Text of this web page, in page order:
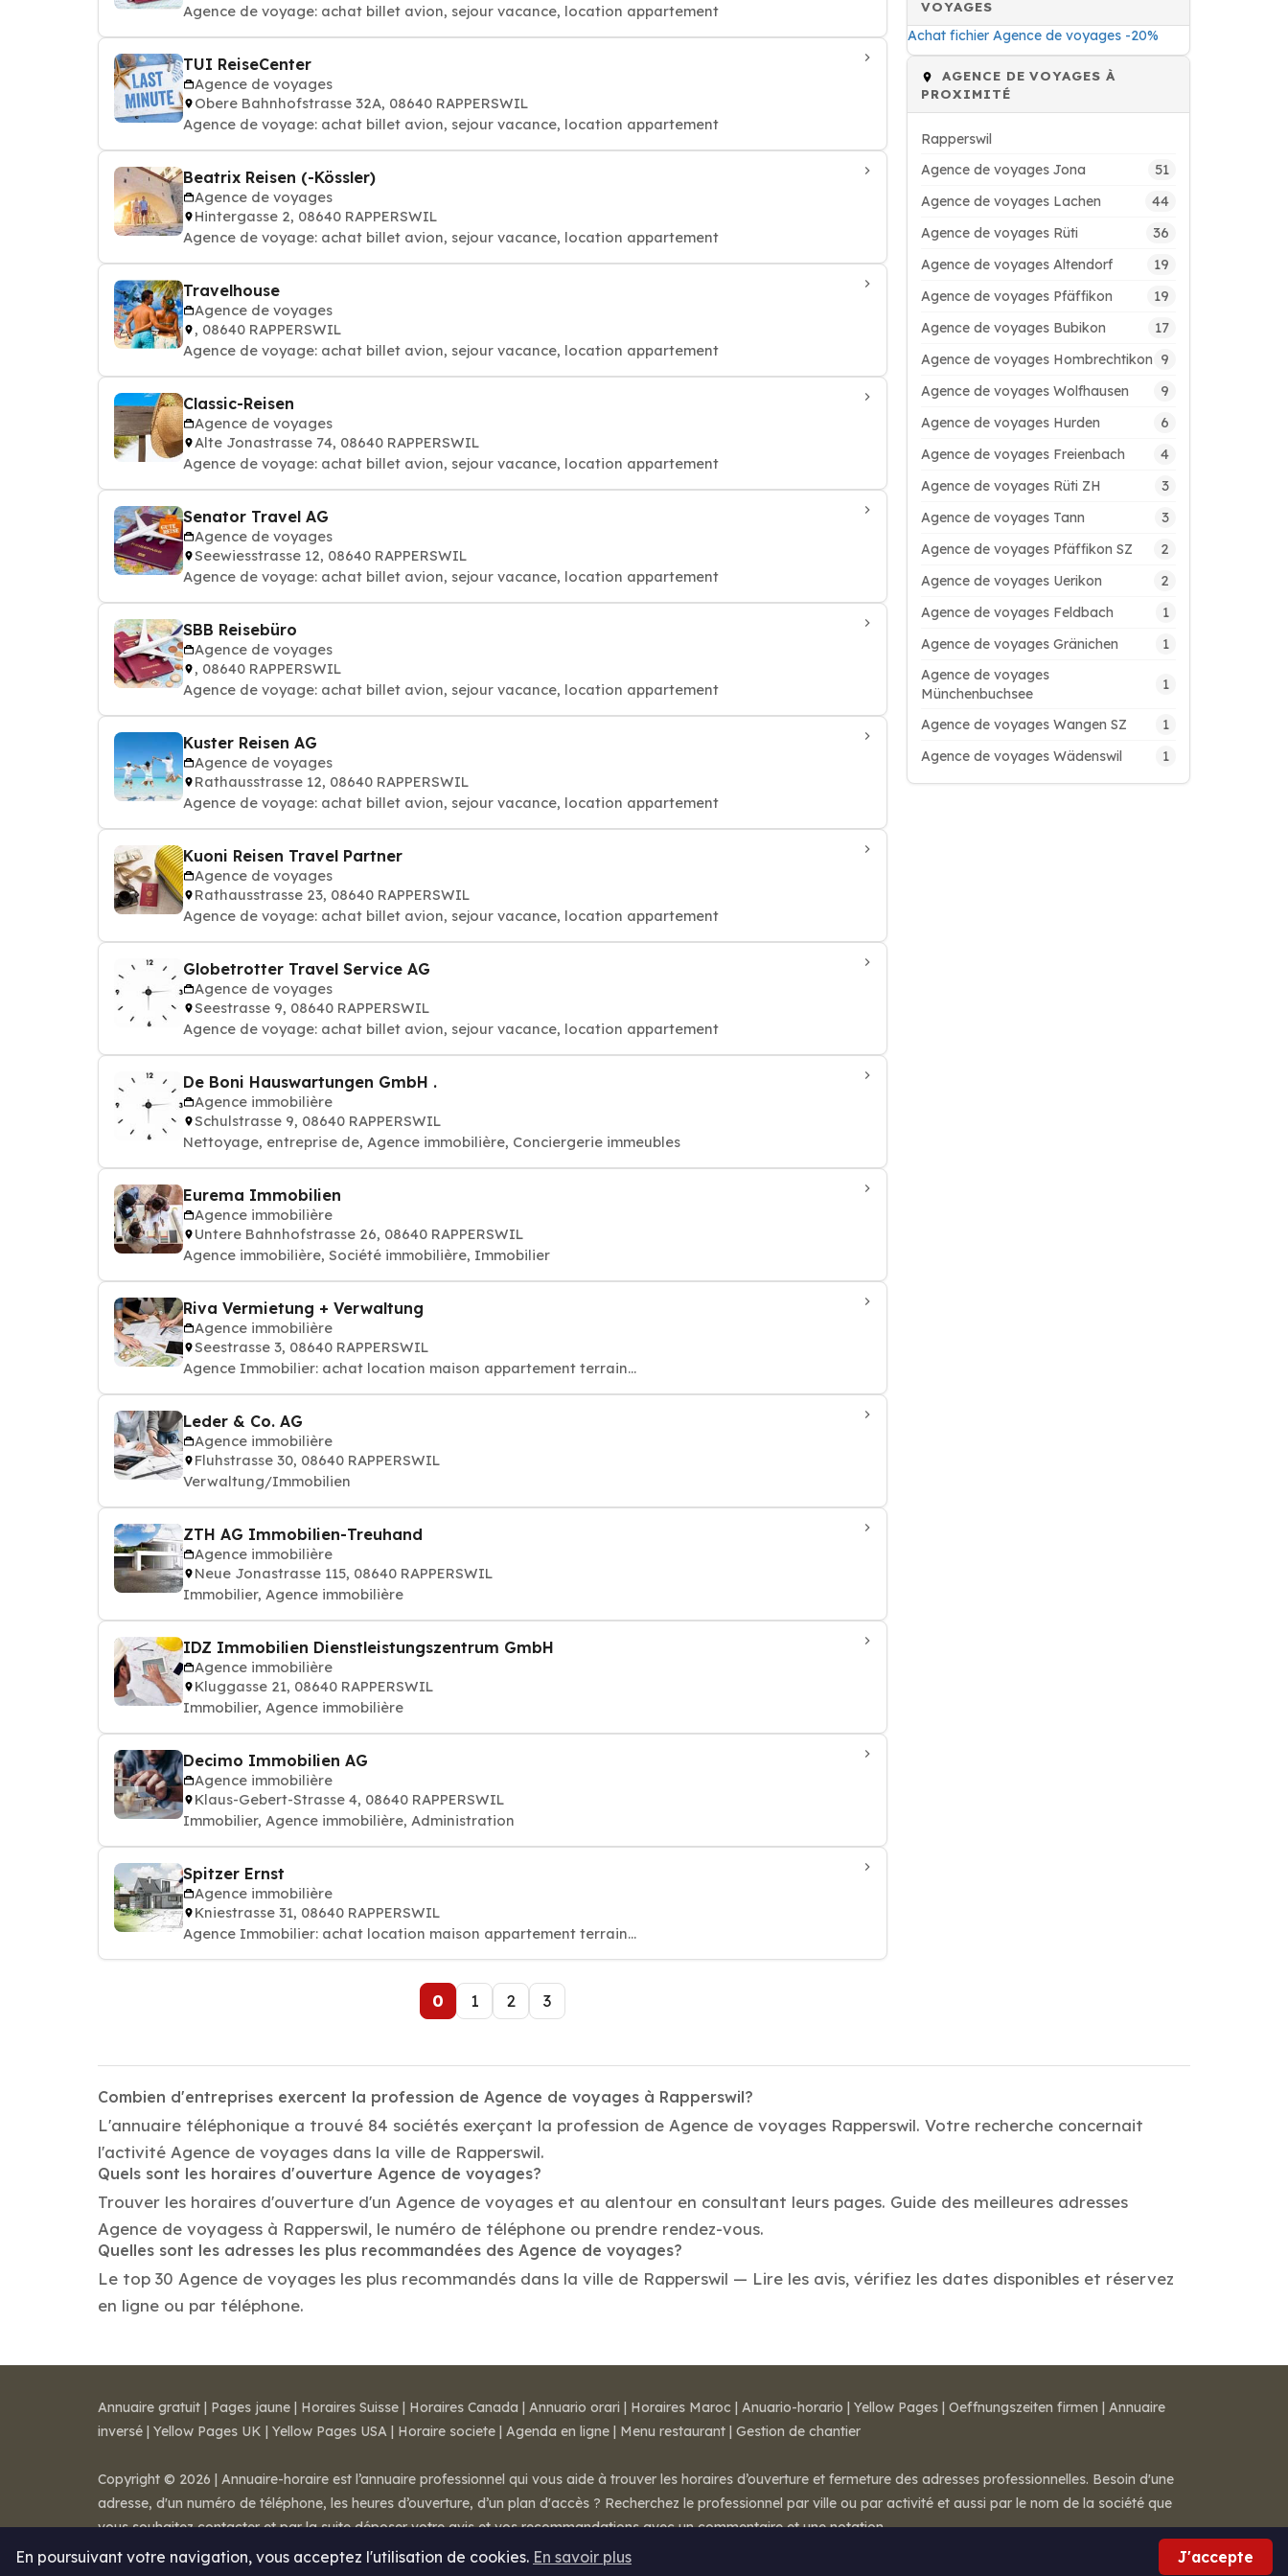
Agence de voyage: achat billet avion, sejour vacance, location appartement
TUI ReiseCenter
Agence de voyages
Obere Bahnhofstrasse 32A, 08640 RAPPERSWIL
Agence de voyage: achat billet avion, sejour vacance, location appartement
Beatrix Reisen (-Kössler)
Agence de voyages
Hintergasse 2, 08640 RAPPERSWIL
Agence de voyage: achat billet avion, sejour vacance, location appartement
Travelhouse
Agence de voyages
, 08640 RAPPERSWIL
Agence de voyage: achat billet avion, sejour vacance, location appartement
Classic-Reisen
Agence de voyages
Alte Jonastrasse 74, 08640 RAPPERSWIL
Agence de voyage: achat billet avion, sejour vacance, location appartement
Senator Travel AG
Agence de voyages
Seewiesstrasse 12, 08640 RAPPERSWIL
Agence de voyage: achat billet avion, sejour vacance, location appartement
SBB Reisebüro
Agence de voyages
, 08640 RAPPERSWIL
Agence de voyage: achat billet avion, sejour vacance, location appartement
Kuster Reisen AG
Agence de voyages
Rathausstrasse 12, 08640 RAPPERSWIL
Agence de voyage: achat billet avion, sejour vacance, location appartement
Kuoni Reisen Travel Partner
Agence de voyages
Rathausstrasse 23, 08640 RAPPERSWIL
Agence de voyage: achat billet avion, sejour vacance, location appartement
Globetrotter Travel Service AG
Agence de voyages
Seestrasse 9, 08640 RAPPERSWIL
Agence de voyage: achat billet avion, sejour vacance, location appartement
De Boni Hauswartungen GmbH .
Agence immobilière
Schulstrasse 9, 08640 RAPPERSWIL
Nettoyage, entreprise de, Agence immobilière, Conciergerie immeubles
Eurema Immobilien
Agence immobilière
Untere Bahnhofstrasse 26, 08640 RAPPERSWIL
Agence immobilière, Société immobilière, Immobilier
Riva Vermietung + Verwaltung
Agence immobilière
Seestrasse 3, 08640 RAPPERSWIL
Agence Immobilier: achat location maison appartement terrain...
Leder & Co. AG
Agence immobilière
Fluhstrasse 30, 08640 RAPPERSWIL
Verwaltung/Immobilien
ZTH AG Immobilien-Treuhand
Agence immobilière
Neue Jonastrasse 115, 08640 RAPPERSWIL
Immobilier, Agence immobilière
IDZ Immobilien Dienstleistungszentrum GmbH
Agence immobilière
Kluggasse 21, 08640 RAPPERSWIL
Immobilier, Agence immobilière
Decimo Immobilien AG
Agence immobilière
Klaus-Gebert-Strasse 4, 08640 RAPPERSWIL
Immobilier, Agence immobilière, Administration
Spitzer Ernst
Agence immobilière
Kniestrasse 31, 08640 RAPPERSWIL
Agence Immobilier: achat location maison appartement terrain...
0 1 2 3
VOYAGES
Achat fichier Agence de voyages -20%
AGENCE DE VOYAGES À
PROXIMITÉ
Rapperswil
Agence de voyages Jona
51
Agence de voyages Lachen 44
Agence de voyages Rüti 36
Agence de voyages Altendorf 19
Agence de voyages Pfäffikon 19
Agence de voyages Bubikon 17
Agence de voyages Hombrechtikon 9
Agence de voyages Wolfhausen 9
Agence de voyages Hurden 6
Agence de voyages Freienbach 4
Agence de voyages Rüti ZH 3
Agence de voyages Tann 3
Agence de voyages Pfäffikon SZ 2
Agence de voyages Uerikon 2
Agence de voyages Feldbach 1
Agence de voyages Gränichen 1
Agence de voyages
Münchenbuchsee
1
Agence de voyages Wangen SZ 1
Agence de voyages Wädenswil 1
Combien d'entreprises exercent la profession de Agence de voyages à Rapperswil?
L'annuaire téléphonique a trouvé 84 sociétés exerçant la profession de Agence de voyages Rapperswil. Votre recherche concernait
l'activité Agence de voyages dans la ville de Rapperswil.
Quels sont les horaires d'ouverture Agence de voyages?
Trouver les horaires d'ouverture d'un Agence de voyages et au alentour en consultant leurs pages. Guide des meilleures adresses
Agence de voyagess à Rapperswil, le numéro de téléphone ou prendre rendez-vous.
Quelles sont les adresses les plus recommandées des Agence de voyages?
Le top 30 Agence de voyages les plus recommandés dans la ville de Rapperswil — Lire les avis, vérifiez les dates disponibles et réservez
en ligne ou par téléphone.
En poursuivant votre navigation, vous acceptez l'utilisation de cookies. En savoir plus J'accepte
Annuaire gratuit | Pages jaune | Horaires Suisse | Horaires Canada | Annuario orari | Horaires Maroc | Anuario-horario | Yellow Pages | Oeffnungszeiten firmen | Annuaire
inversé | Yellow Pages UK | Yellow Pages USA | Horaire societe | Agenda en ligne | Menu restaurant | Gestion de chantier
Copyright © 2026 | Annuaire-horaire est l’annuaire professionnel qui vous aide à trouver les horaires d’ouverture et fermeture des adresses professionnelles. Besoin d'une
adresse, d'un numéro de téléphone, les heures d’ouverture, d’un plan d'accès ? Recherchez le professionnel par ville ou par activité et aussi par le nom de la société que
vous souhaitez contacter et par la suite déposer votre avis et vos recommandations avec un commentaire et une notation.
Mentions légales-Conditions de ventes- Contact